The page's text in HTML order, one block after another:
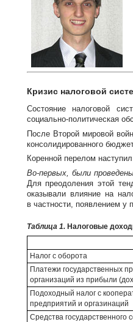
Кризис налоговой
Состояние налоговой
социально-политическая
После Второй мировой
консолидированного
Коренной перелом
Во-первых, были
Для преодоления этой
оказывали влияние на
в частности, появлением у
Таблица 1.Налоговые
Налог с оборота
Платежи государственных
организаций из прибыли
Подоходный налог с
предприятий и оргазинаций
Средства государственного